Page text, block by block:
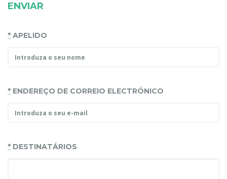
ENVIAR
* APELIDO
* ENDEREÇO DE CORREIO ELECTRÓNICO
* DESTINATÁRIOS